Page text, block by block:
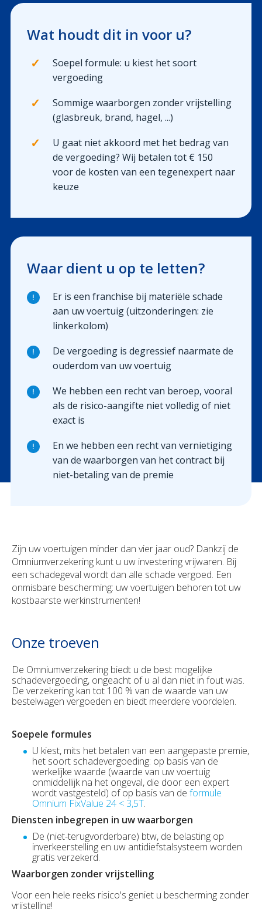
Wat houdt dit in voor u?
✓
Soepel formule: u kiest het soort
vergoeding
✓
Sommige waarborgen zonder vrijstelling
(glasbreuk, brand, hagel, ...)
✓
U gaat niet akkoord met het bedrag van
de vergoeding? Wij betalen tot € 150
voor de kosten van een tegenexpert naar
keuze
Waar dient u op te letten?
!
Er is een franchise bij materiële schade
aan uw voertuig (uitzonderingen: zie
linkerkolom)
!
De vergoeding is degressief naarmate de
ouderdom van uw voertuig
!
We hebben een recht van beroep, vooral
als de risico-aangifte niet volledig of niet
exact is
!
En we hebben een recht van vernietiging
van de waarborgen van het contract bij
niet-betaling van de premie
Zijn uw voertuigen minder dan vier jaar oud? Dankzij de
Omniumverzekering kunt u uw investering vrijwaren. Bij
een schadegeval wordt dan alle schade vergoed. Een
onmisbare bescherming: uw voertuigen behoren tot uw
kostbaarste werkinstrumenten!
Onze troeven
De Omniumverzekering biedt u de best mogelijke
schadevergoeding, ongeacht of u al dan niet in fout was.
De verzekering kan tot 100 % van de waarde van uw
bestelwagen vergoeden en biedt meerdere voordelen.
Soepele formules
U kiest, mits het betalen van een aangepaste premie,
het soort schadevergoeding: op basis van de
werkelijke waarde (waarde van uw voertuig
onmiddellijk na het ongeval, die door een expert
wordt vastgesteld) of op basis van de formule
Omnium FixValue 24 < 3,5T.
Diensten inbegrepen in uw waarborgen
De (niet-terugvorderbare) btw, de belasting op
inverkeerstelling en uw antidiefstalsysteem worden
gratis verzekerd.
Waarborgen zonder vrijstelling
Voor een hele reeks risico's geniet u bescherming zonder
vrijstelling!